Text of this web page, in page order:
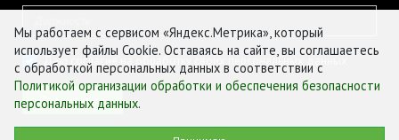
Даю согласие на обработку своих персональных данных
Мы работаем с сервисом «Яндекс.Метрика», который
использует файлы Cookie. Оставаясь на сайте, вы соглашаетесь
с обработкой персональных данных в соответствии с
Политикой организации обработки и обеспечения безопасности
персональных данных.